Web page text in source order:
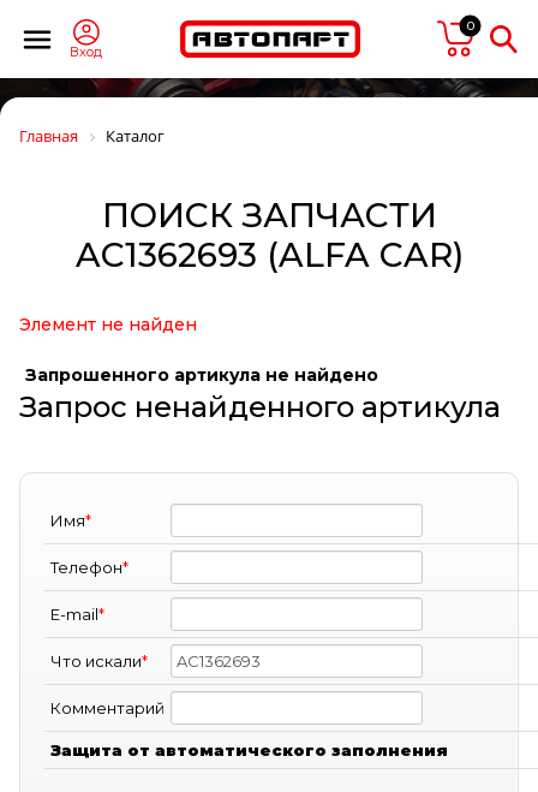
Вход
0
Главная Каталог
ПОИСК ЗАПЧАСТИ
AC1362693 (ALFA CAR)
Элемент не найден
Запрошенного артикула не найдено
Запрос ненайденного артикула
Имя*
Телефон*
E-mail*
Что искали*
Комментарий
Защита от автоматического заполнения